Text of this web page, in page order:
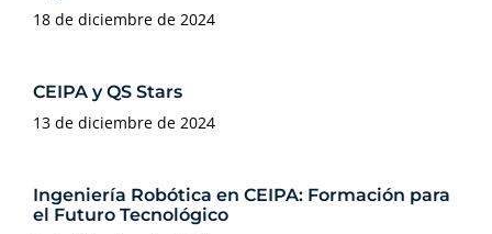
18 de diciembre de 2024
CEIPA y QS Stars
13 de diciembre de 2024
Ingeniería Robótica en CEIPA: Formación para
el Futuro Tecnológico